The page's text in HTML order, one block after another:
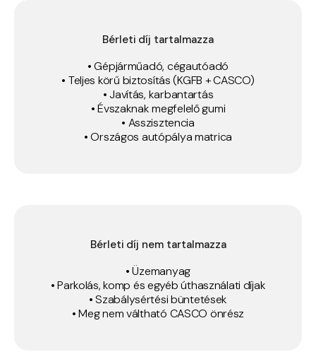
Bérleti díj tartalmazza
• Gépjárműadó, cégautóadó
• Teljes körű biztosítás (KGFB + CASCO)
• Javítás, karbantartás
• Évszaknak megfelelő gumi
• Asszisztencia
• Országos autópálya matrica
Bérleti díj nem tartalmazza
• Üzemanyag
• Parkolás, komp és egyéb úthasználati díjak
• Szabálysértési büntetések
• Meg nem váltható CASCO önrész